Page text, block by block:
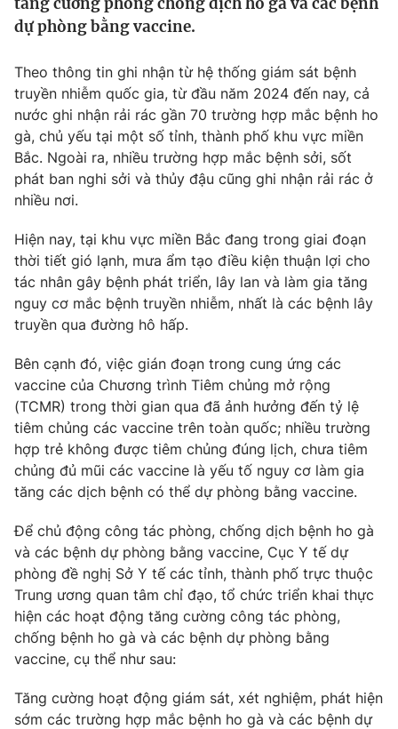
Tin tức
Câu chuyện quốc tế
Kinh tế
Tài chính
Thị trường
Góc doanh nghiệp
Dữ liệu và đời sống
Truyền hình
Phim VTV
Nhân vật
Khán giả
Giải sao mai
Giải trí
Điện ảnh
Âm nhạc
Sao
Đời sống
Du lịch
Làm đẹp
Chất lượng cuộc sống
Giáo dục
Tuyển sinh
Học trực tuyến
Hitech Công nghệ tương lai
Sản phẩm
Thị trường
Tư vấn
Giao lưu trực tuyến
Lịch phát sóng
Emagazine Podcast
Photo Infographic
Video
VTV Money VTV Thể thao
dự phòng bằng vaccine.
Theo thông tin ghi nhận từ hệ thống giám sát bệnh
truyền nhiễm quốc gia, từ đầu năm 2024 đến nay, cả
nước ghi nhận rải rác gần 70 trường hợp mắc bệnh ho
gà, chủ yếu tại một số tỉnh, thành phố khu vực miền
Bắc. Ngoài ra, nhiều trường hợp mắc bệnh sởi, sốt
phát ban nghi sởi và thủy đậu cũng ghi nhận rải rác ở
nhiều nơi.
Hiện nay, tại khu vực miền Bắc đang trong giai đoạn
thời tiết gió lạnh, mưa ẩm tạo điều kiện thuận lợi cho
tác nhân gây bệnh phát triển, lây lan và làm gia tăng
nguy cơ mắc bệnh truyền nhiễm, nhất là các bệnh lây
truyền qua đường hô hấp.
Bên cạnh đó, việc gián đoạn trong cung ứng các
vaccine của Chương trình Tiêm chủng mở rộng
(TCMR) trong thời gian qua đã ảnh hưởng đến tỷ lệ
tiêm chủng các vaccine trên toàn quốc; nhiều trường
hợp trẻ không được tiêm chủng đúng lịch, chưa tiêm
chủng đủ mũi các vaccine là yếu tố nguy cơ làm gia
tăng các dịch bệnh có thể dự phòng bằng vaccine.
Để chủ động công tác phòng, chống dịch bệnh ho gà
và các bệnh dự phòng bằng vaccine, Cục Y tế dự
phòng đề nghị Sở Y tế các tỉnh, thành phố trực thuộc
Trung ương quan tâm chỉ đạo, tổ chức triển khai thực
hiện các hoạt động tăng cường công tác phòng,
chống bệnh ho gà và các bệnh dự phòng bằng
vaccine, cụ thể như sau:
Tăng cường hoạt động giám sát, xét nghiệm, phát hiện
sớm các trường hợp mắc bệnh ho gà và các bệnh dự